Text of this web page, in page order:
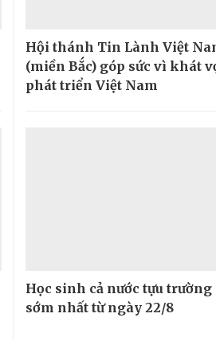
Hội thánh Tin Lành Việt
(miền Bắc) góp sức vì khát
phát triển Việt Nam
Học sinh cả nước tựu trường
sớm nhất từ ngày 22/8